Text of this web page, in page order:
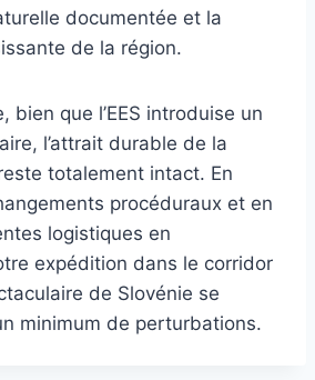
documentée et la
de la région.
bien que l’EES introduise un
l’attrait durable de la
totalement intact. En
procéduraux et en
logistiques en
expédition dans le corridor
de Slovénie se
minimum de perturbations.